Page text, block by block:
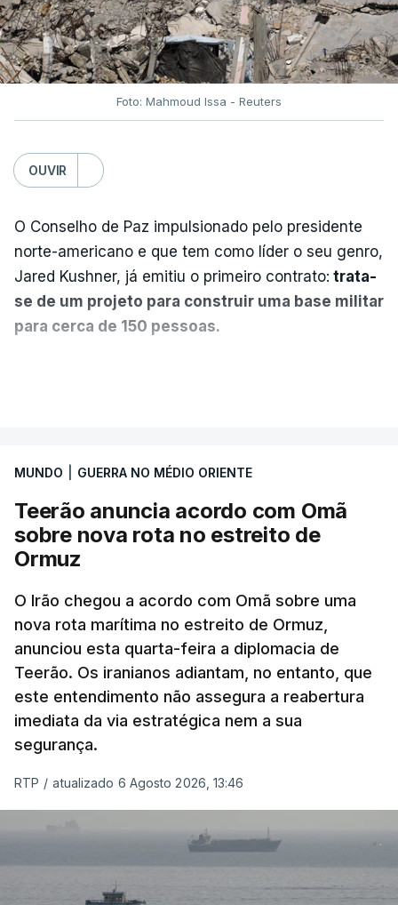
Foto: Mahmoud Issa - Reuters
OUVIR
O Conselho de Paz impulsionado pelo presidente
norte-americano e que tem como líder o seu genro,
Jared Kushner, já emitiu o primeiro contrato: trata-
se de um projeto para construir uma base militar
para cerca de 150 pessoas.
que já colaborou com a Administração norte-
americana em projetos no Médio Oriente,
nomeadamente no Iraque.
militar deverá ficar nos 60 por cento de
território de Gaza que Israel controla e a cerca
de 1,5 quilómetros da fronteira com Israel.
Permite, desta forma, uma extração rápida em
caso de ataque.
Segundo um funcionário do Conselho de Paz, a
organização está na “fase final de preparação de
instalações de apoio à Força Internacional de
“Este contrato será um dos muitos essenciais para
MUNDO GUERRA NO MÉDIO ORIENTE
Teerão anuncia acordo com Omã
sobre nova rota no estreito de
Ormuz
O Irão chegou a acordo com Omã sobre uma
nova rota marítima no estreito de Ormuz,
anunciou esta quarta-feira a diplomacia de
Teerão. Os iranianos adiantam, no entanto, que
este entendimento não assegura a reabertura
imediata da via estratégica nem a sua
segurança.
RTP / atualizado 6 Agosto 2026, 13:46